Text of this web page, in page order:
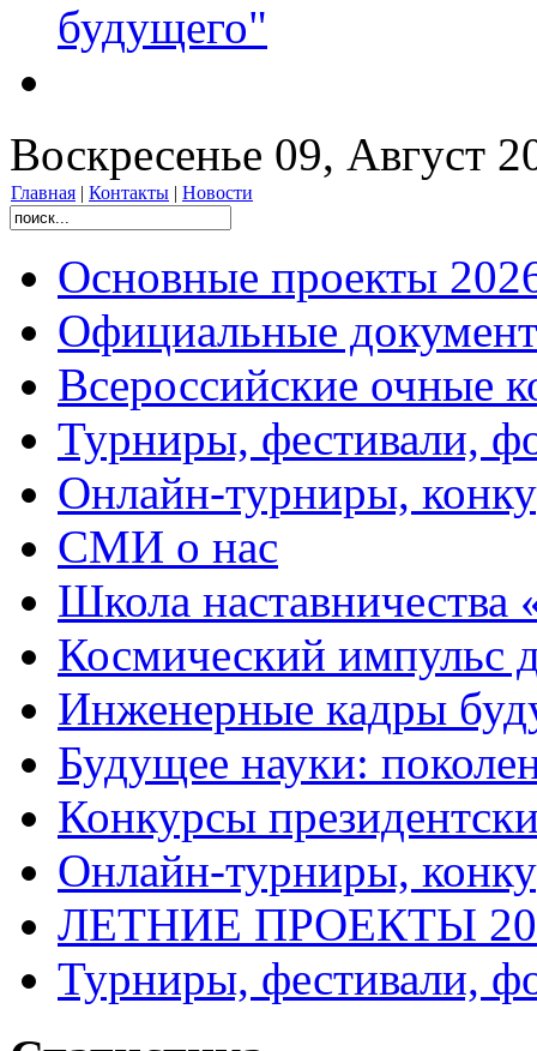
будущего"
Воскресенье 09, Август
Главная | Контакты | Новости
Основные проекты
Официальные
Всероссийские очные
Турниры, фестивали,
Онлайн-турниры,
СМИ о нас
Школа
Космический импульс
Инженерные кадры
Будущее науки:
Конкурсы
Онлайн-турниры,
ЛЕТНИЕ ПРОЕКТЫ
Турниры, фестивали,